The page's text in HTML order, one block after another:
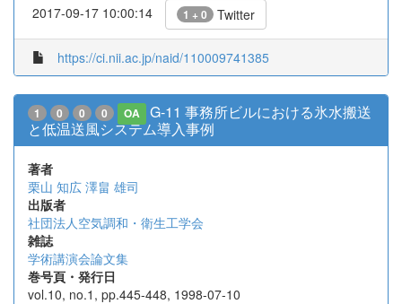
2017-09-17 10:00:14 1 + 0 Twitter
https://ci.nii.ac.jp/naid/110009741385
1 0 0 0 OA
G-11 事務所ビルにおける氷水搬送
と低温送風システム導入事例
著者
栗山 知広 澤畠 雄司
出版者
社団法人空気調和・衛生工学会
雑誌
学術講演会論文集
巻号頁・発行日
vol.10, no.1, pp.445-448, 1998-07-10